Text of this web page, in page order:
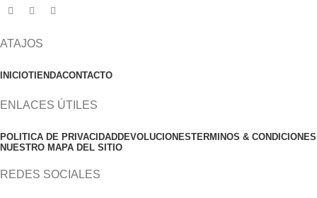
ATAJOS
INICIOTIENDACONTACTO
ENLACES ÚTILES
POLITICA DE PRIVACIDADDEVOLUCIONESTERMINOS & CONDICIONES
NUESTRO MAPA DEL SITIO
REDES SOCIALES